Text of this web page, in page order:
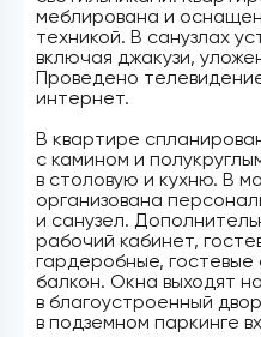
меблирована и
техникой. В санузлах
включая джакузи,
Проведено
интернет.
В квартире
с камином и
в столовую и кухню. В
организована
и санузел.
рабочий кабинет,
гардеробные, гостевые
балкон. Окна выходят
в благоустроенный
в подземном паркинге